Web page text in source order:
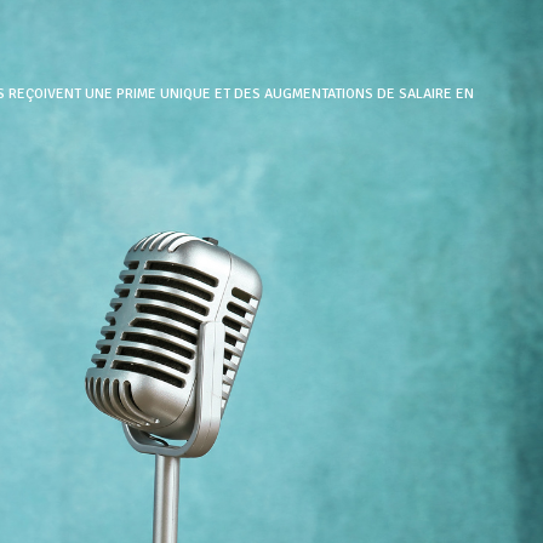
UNE PRIME UNIQUE ET DES AUGMENTATIONS DE SALAIRE EN